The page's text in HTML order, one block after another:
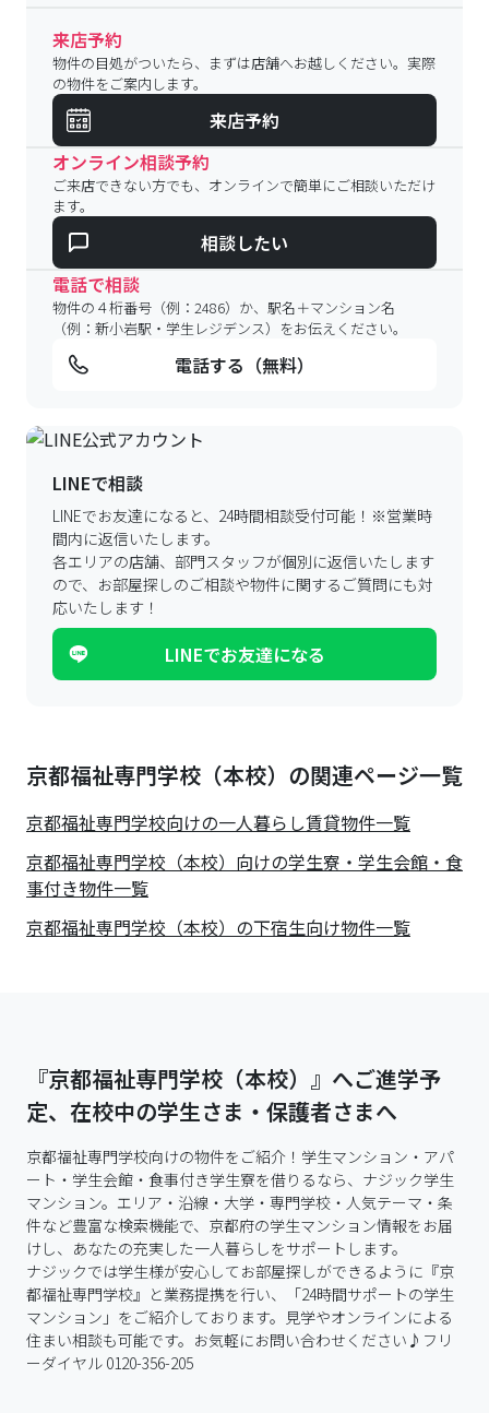
来店予約
物件の目処がついたら、まずは店舗へお越しください。実際
の物件をご案内します。
来店予約
オンライン相談予約
ご来店できない方でも、オンラインで簡単にご相談いただけ
ます。
相談したい
電話で相談
物件の４桁番号（例：2486）か、駅名＋マンション名
（例：新小岩駅・学生レジデンス）をお伝えください。
電話する（無料）
LINEで相談
LINEでお友達になると、24時間相談受付可能！ ※営業時
間内に返信いたします。
各エリアの店舗、部門スタッフが個別に返信いたします
ので、 お部屋探しのご相談や物件に関するご質問にも対
応いたします！
LINEでお友達になる
京都福祉専門学校（本校）の関連ページ一覧
京都福祉専門学校向けの一人暮らし賃貸物件一覧
京都福祉専門学校（本校）向けの学生寮・学生会館・食
事付き物件一覧
京都福祉専門学校（本校）の下宿生向け物件一覧
『京都福祉専門学校（本校）』へご進学予
定、在校中の学生さま・保護者さまへ
京都福祉専門学校向けの物件をご紹介！学生マンション・アパ
ート・学生会館・食事付き学生寮を借りるなら、ナジック学生
マンション。エリア・沿線・大学・専門学校・人気テーマ・条
件など豊富な検索機能で、京都府の学生マンション情報をお届
けし、あなたの充実した一人暮らしをサポートします。
ナジックでは学生様が安心してお部屋探しができるように『京
都福祉専門学校』と業務提携を行い、「24時間サポートの学生
マンション」をご紹介しております。見学やオンラインによる
住まい相談も可能です。お気軽にお問い合わせください♪フリ
ーダイヤル 0120-356-205